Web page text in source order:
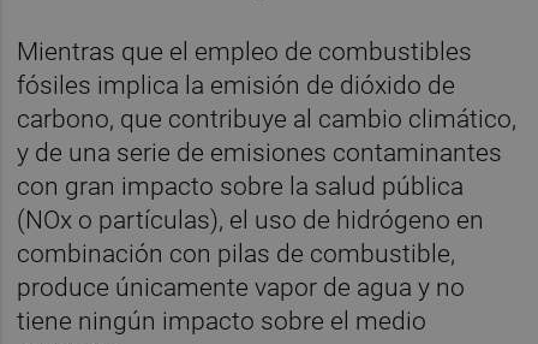
Mientras que el empleo de combustibles
fósiles implica la emisión de dióxido de
carbono, que contribuye al cambio climático,
y de una serie de emisiones contaminantes
con gran impacto sobre la salud pública
(NOx o partículas), el uso de hidrógeno en
combinación con pilas de combustible,
produce únicamente vapor de agua y no
tiene ningún impacto sobre el medio